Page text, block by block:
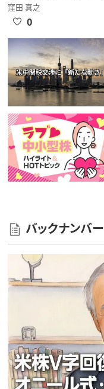
窪田 真之
0
バックナンバー